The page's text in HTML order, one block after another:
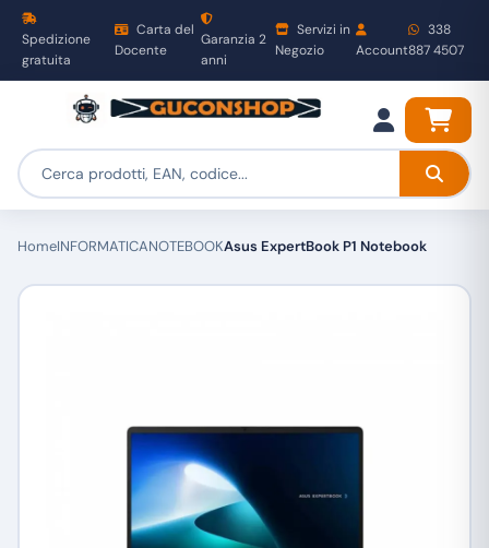
Spedizione
gratuita
Carta del
Docente
Garanzia 2
anni
Servizi in
Negozio
Account
338
887 4507
HomeINFORMATICANOTEBOOKAsus ExpertBook P1 Notebook